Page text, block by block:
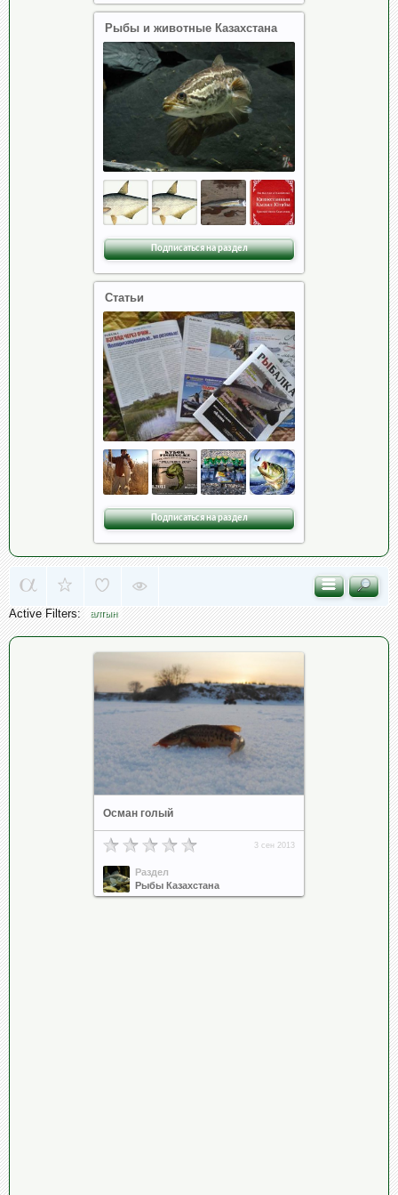
Рыбы и животные Казахстана
Подписаться на раздел
Статьи
Подписаться на раздел
Active Filters: алтын
Осман голый
3 сен 2013
Раздел
Рыбы Казахстана